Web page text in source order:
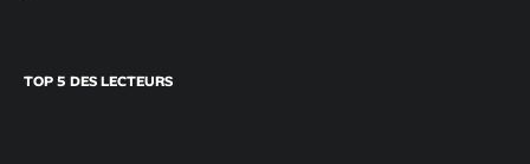
TOP 5 DES LECTEURS